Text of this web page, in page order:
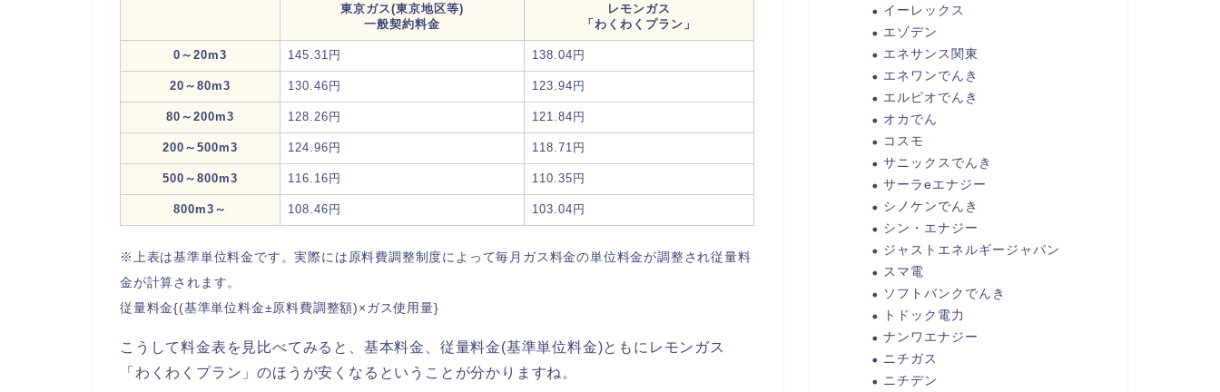
東京ガス(東京地区等)
一般契約料金
レモンガス
「わくわくプラン」
0～20m3 145.31円 138.04円
20～80m3 130.46円 123.94円
80～200m3 128.26円 121.84円
200～500m3 124.96円 118.71円
500～800m3 116.16円 110.35円
800m3～ 108.46円 103.04円
※上表は基準単位料金です。実際には原料費調整制度によって毎月ガス料金の単位料金が調整され従量料
金が計算されます。
従量料金{(基準単位料金±原料費調整額)×ガス使用量}
こうして料金表を見比べてみると、基本料金、従量料金(基準単位料金)ともにレモンガス
「わくわくプラン」のほうが安くなるということが分かりますね。
イーレックス
エゾデン
エネサンス関東
エネワンでんき
エルピオでんき
オカでん
コスモ
サニックスでんき
サーラeエナジー
シノケンでんき
シン・エナジー
ジャストエネルギージャパン
スマ電
ソフトバンクでんき
トドック電力
ナンワエナジー
ニチガス
ニチデン